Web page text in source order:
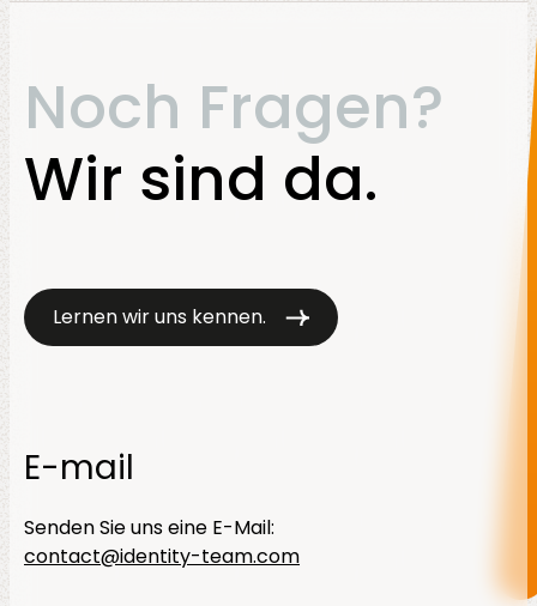
Noch Fragen?
Wir sind da.
Lernen wir uns kennen.
E-mail
Senden Sie uns eine E-Mail:
contact@identity-team.com